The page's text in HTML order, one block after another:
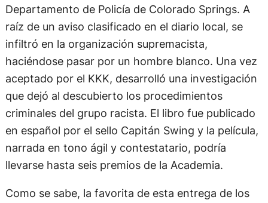
Departamento de Policía de Colorado Springs. A
raíz de un aviso clasificado en el diario local, se
infiltró en la organización supremacista,
haciéndose pasar por un hombre blanco. Una vez
aceptado por el KKK, desarrolló una investigación
que dejó al descubierto los procedimientos
criminales del grupo racista. El libro fue publicado
en español por el sello Capitán Swing y la película,
narrada en tono ágil y contestatario, podría
llevarse hasta seis premios de la Academia.
Como se sabe, la favorita de esta entrega de los